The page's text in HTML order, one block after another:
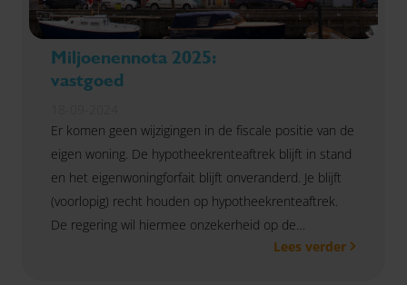
Miljoenennota 2025:
vastgoed
Er komen geen wijzigingen in de fiscale positie van de
eigen woning. De hypotheekrenteaftrek blijft in stand
en het eigenwoningforfait blijft onveranderd. Je blijft
(voorlopig) recht houden op hypotheekrenteaftrek.
De regering wil hiermee onzekerheid op de
woningmarkt tegengaan. Lees hier de belangrijkste
Lees verder